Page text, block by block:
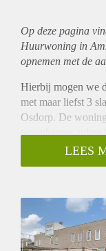
Op deze pagina
Huurwoning in
opnemen met de
Hierbij mogen we
met maar liefst 3
Osdorp. De
woonkamer, ruime
Daarnaast is de
zijn verschillende
uitvalswegen
Indeling:
Begane grond:
LEES